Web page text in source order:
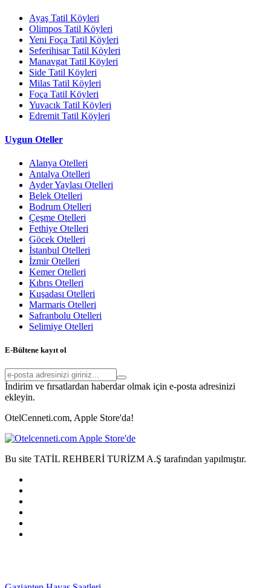
Ayaş Tatil Köyleri
Olimpos Tatil Köyleri
Yeni Foça Tatil Köyleri
Seferihisar Tatil Köyleri
Manavgat Tatil Köyleri
Side Tatil Köyleri
Milas Tatil Köyleri
Foça Tatil Köyleri
Yuvacık Tatil Köyleri
Edremit Tatil Köyleri
Uygun Oteller
Alanya Otelleri
Antalya Otelleri
Ayder Yaylası Otelleri
Belek Otelleri
Bodrum Otelleri
Çeşme Otelleri
Fethiye Otelleri
Göcek Otelleri
İstanbul Otelleri
İzmir Otelleri
Kemer Otelleri
Kıbrıs Otelleri
Kuşadası Otelleri
Marmaris Otelleri
Safranbolu Otelleri
Selimiye Otelleri
E-Bültene kayıt ol
İndirim ve fırsatlardan haberdar olmak için e-posta adresinizi
ekleyin.
OtelCenneti.com, Apple Store'da!
Bu site TATİL REHBERİ TURİZM A.Ş tarafından yapılmıştır.